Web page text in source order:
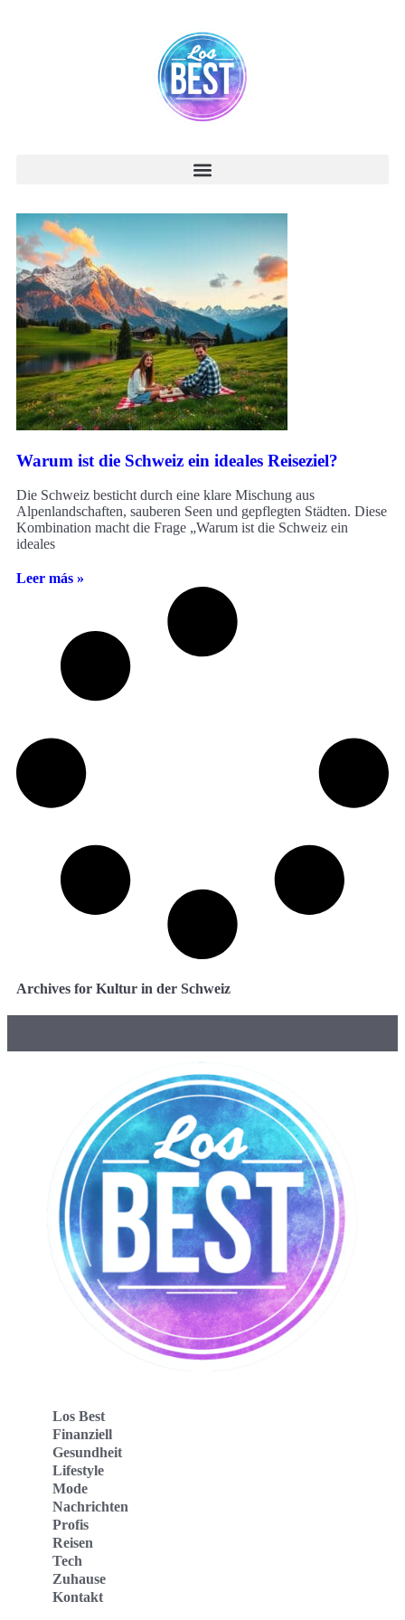
Warum ist die Schweiz ein ideales Reiseziel?
Die Schweiz besticht durch eine klare Mischung aus
Alpenlandschaften, sauberen Seen und gepflegten Städten. Diese
Kombination macht die Frage „Warum ist die Schweiz ein
ideales
Leer más »
Archives for Kultur in der Schweiz
Los Best
Finanziell
Gesundheit
Lifestyle
Mode
Nachrichten
Profis
Reisen
Tech
Zuhause
Kontakt